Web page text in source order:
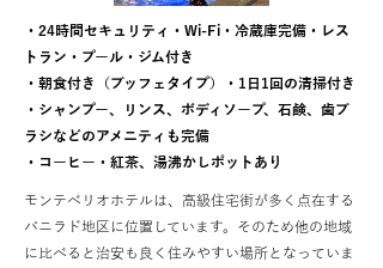
・24時間セキュリティ・Wi-Fi・冷蔵庫完備・レス
トラン・プール・ジム付き
・朝食付き（ブッフェタイプ）・1日1回の清掃付き
・シャンプー、リンス、ボディソープ、石鹸、歯ブ
ラシなどのアメニティも完備
​・コーヒー・紅茶、湯沸かしポットあり
モンテべリオホテルは、高級住宅街が多く点在する
バニラド地区に位置しています。そのため​他の地域
に比べると 治安も 良く住みやすい場所となっていま